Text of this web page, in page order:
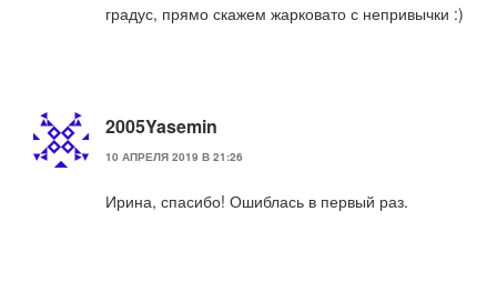
градус, прямо скажем жарковато с непривычки :)
2005Yasemin
10 АПРЕЛЯ 2019 В 21:26
Ирина, спасибо! Ошиблась в первый раз.